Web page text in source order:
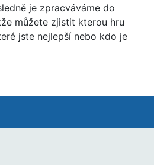
je zpracváváme do
můžete zjistit kterou hru
jste nejlepší nebo kdo je